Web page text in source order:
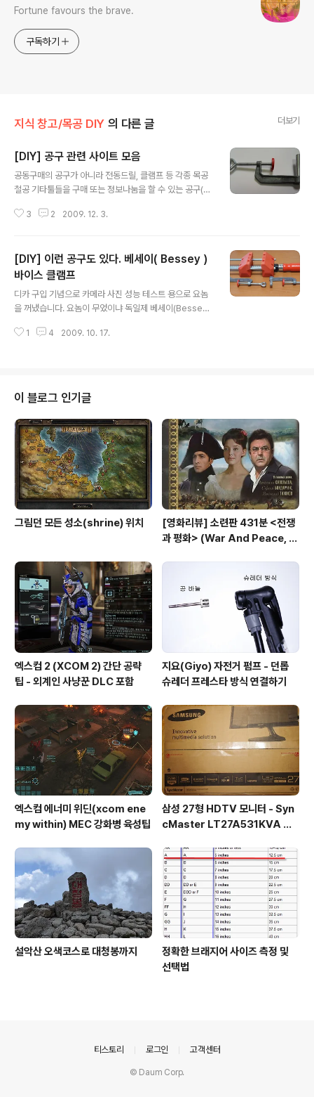
Fortune favours the brave.
구독하기
지식 창고/목공 DIY 의 다른 글 더보기
[DIY] 공구 관련 사이트 모음
공동구매의 공구가 아니라 전동드릴, 클램프 등 각종 목공
철공 기타툴들을 구매 또는 정보나눔을 할 수 있는 공구(工
구OK) http://www.world09.com/ http://09bank.c
k-tools.co.kr/ http://www.banzzogi.net/ 반쪽이 공
방 http://www.77g.com http://www.bosch.co.kr/
보쉬 http://www.jayce.biz/ AEG 총판 http://www.c
ozme.co.kr/ *DIY 관련 포..
3 2 2009. 12. 3.
[DIY] 이런 공구도 있다. 베세이( Bessey )
바이스 클램프
디카 구입 기념으로 카메라 사진 성능 테스트 용으로 요놈
을 꺼냈습니다. 요놈이 무었이냐 독일제 베세이(Bessey)
할때 물건을 요놈으로 고정시켜 쓰는 것이지요. 구성은 바
니다. 무지막지한 공구들 사이에 서면 꽤 귀여운 녀석이지
요. 물건을 아래 사진과 같이 조립합니다. 요놈을 고정시킬
만한 책상같은 모서리에서 바이스에 있는 구멍속으로 클램
프를 끼운후 클램프를 조여 바이스를 고정시키는 것이지
요. 그럼, 클램프의 역할은 끝난거구요. 이제부터는 바이스
의 역할이 남았습니다. 위 사진을 보시면..
1 4 2009. 10. 17.
이 블로그 인기글
그림던 모든 성소(shrine) 위치
[영화리뷰] 소련판 431분 <전쟁
과 평화> (War And Peace, 1
엑스컴 2 (XCOM 2) 간단 공략
팁 - 외계인 사냥꾼 DLC 포함
지요(Giyo) 자전거 펌프 - 던롭
슈레더 프레스타 방식 연결하기
엑스컴 에너미 위딘(xcom ene
my within) MEC 강화병 육성팁
삼성 27형 HDTV 모니터 - Syn
cMaster LT27A531KVA 사
설악산 오색코스로 대청봉까지
정확한 브래지어 사이즈 측정 및
선택법
티스토리 로그인 고객센터
© Daum Corp.